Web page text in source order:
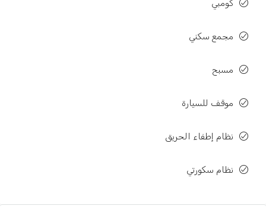
كومبي
مجمع سكني
مسبح
موقف للسیارة
نظام إطفاء الحريق
نظام سكورتي